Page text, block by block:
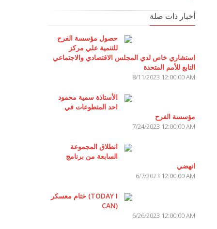
أخبار ذات صلة
حصول مؤسسة الفرح
للتنمية علي مركز
استشاري خاص لدي المجلس الاقتصادي والاجتماعي
التابع للأمم المتحدة
8/11/2023 12:00:00 AM
الأستاذة سمية محمود
احد المتطوعات في
مؤسسة الفرح
7/24/2023 12:00:00 AM
انطلاق المجموعة
السابعة من برنامج
انهضي
6/7/2023 12:00:00 AM
ختام معسكر (TODAY I
CAN)
6/26/2023 12:00:00 AM